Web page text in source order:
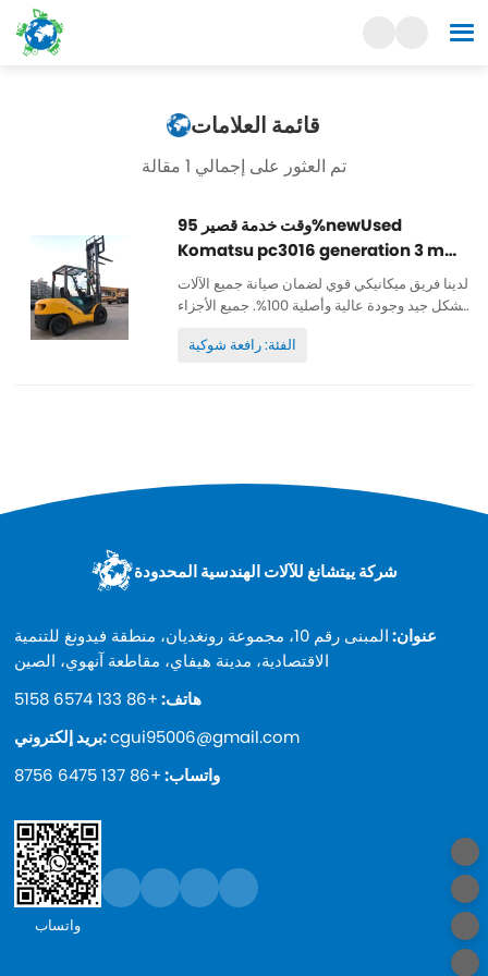
قائمة العلامات
تم العثور على إجمالي 1 مقالة
وقت خدمة قصير 95%newUsed
Komatsu pc3016 generation 3 m
forklift truck
لدينا فريق ميكانيكي قوي لضمان صيانة جميع الآلات
بشكل جيد وجودة عالية وأصلية 100%. جميع الأجزاء
عمل منخفضة وطلاء أصلي ورخيص وعالي الجودة.
الفئة: رافعة شوكية
شركة ييتشانغ للآلات الهندسية المحدودة
عنوان:
المبنى رقم 10، مجموعة رونغديان، منطقة فيدونغ للتنمية
الاقتصادية، مدينة هيفاي، مقاطعة آنهوي، الصين
هاتف:+86 133 6574 5158
بريد إلكتروني:cgui95006@gmail.com
واتساب:+86 137 6475 8756
واتساب